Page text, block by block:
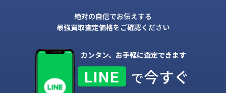
絶対の自信でお伝えする
最強買取査定価格をご確認ください
カンタン、お手軽に査定できます
LINE で今すぐ